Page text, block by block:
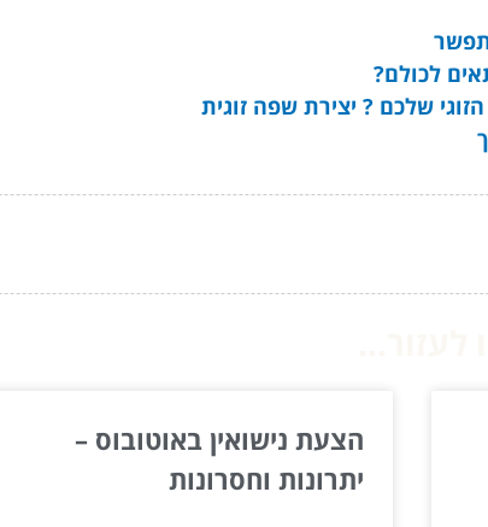
לכולם?
שלכם ? יצירת שפה זוגית
הצעת נישואין באוטובוס –
יתרונות וחסרונות